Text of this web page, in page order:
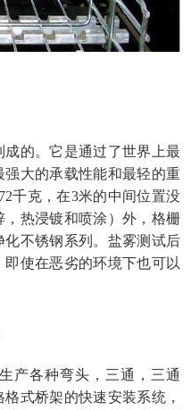
的。它是通过了世界上最
大的承载性能和最轻的重
千克，在3米的中间位置没
热浸镀和喷涂）外，格栅
不锈钢系列。盐雾测试后
使在恶劣的环境下也可以
产各种弯头，三通，三通
式桥架的快速安装系统，